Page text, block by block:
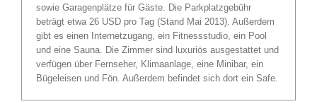
sowie Garagenplätze für Gäste. Die Parkplatzgebühr
beträgt etwa 26 USD pro Tag (Stand Mai 2013). Außerdem
gibt es einen Internetzugang, ein Fitnessstudio, ein Pool
und eine Sauna. Die Zimmer sind luxuriös ausgestattet und
verfügen über Fernseher, Klimaanlage, eine Minibar, ein
Bügeleisen und Fön. Außerdem befindet sich dort ein Safe.